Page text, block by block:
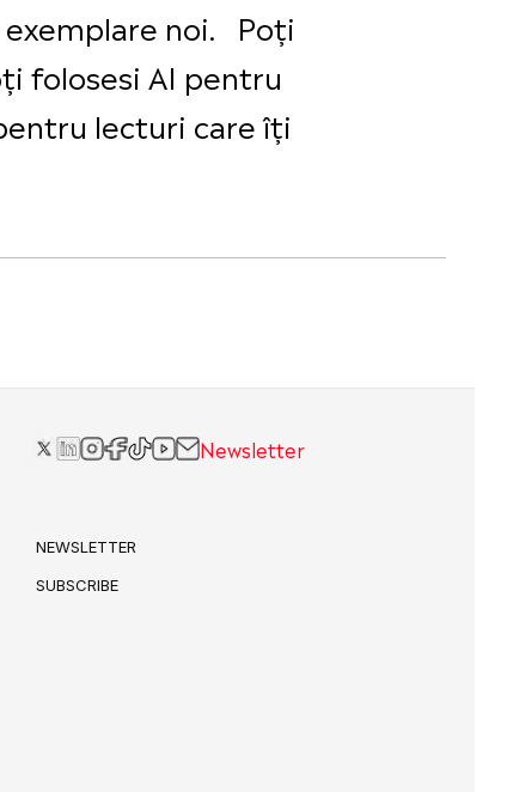
exemplare noi. Poți
folosesi AI pentru
lecturi care îți
Newsletter
NEWSLETTER
SUBSCRIBE